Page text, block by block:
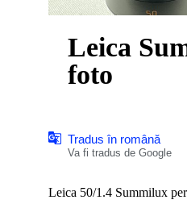
Leica
foto
Tradus în română
Va fi tradus de Google
Leica 50/1.4 Summilux